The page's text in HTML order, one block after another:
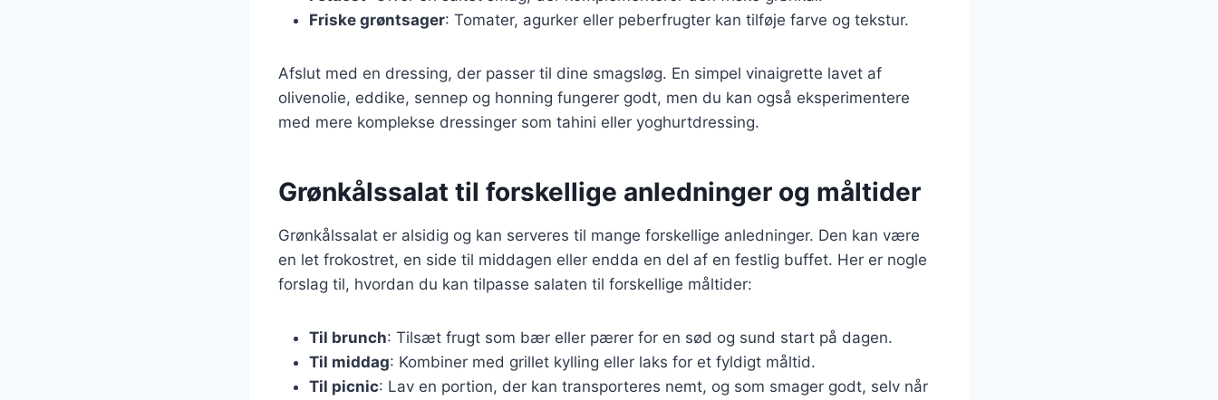
Friske grøntsager: Tomater, agurker eller peberfrugter kan tilføje farve og tekstur.
Afslut med en dressing, der passer til dine smagsløg. En simpel vinaigrette lavet af
olivenolie, eddike, sennep og honning fungerer godt, men du kan også eksperimentere
med mere komplekse dressinger som tahini eller yoghurtdressing.
Grønkålssalat til forskellige anledninger og måltider
Grønkålssalat er alsidig og kan serveres til mange forskellige anledninger. Den kan være
en let frokostret, en side til middagen eller endda en del af en festlig buffet. Her er nogle
forslag til, hvordan du kan tilpasse salaten til forskellige måltider:
Til brunch: Tilsæt frugt som bær eller pærer for en sød og sund start på dagen.
Til middag: Kombiner med grillet kylling eller laks for et fyldigt måltid.
Til picnic: Lav en portion, der kan transporteres nemt, og som smager godt, selv når